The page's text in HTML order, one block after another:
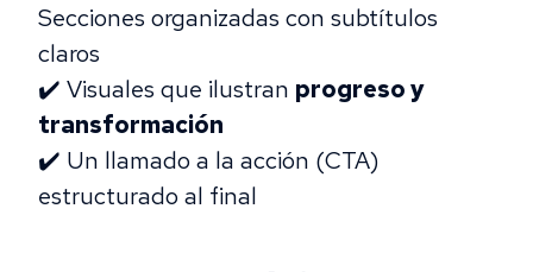
Secciones organizadas con subtítulos
claros
✔️ Visuales que ilustran progreso y
transformación
✔️ Un llamado a la acción (CTA)
estructurado al final